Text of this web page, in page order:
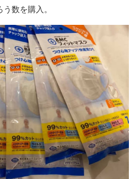
数を購入。